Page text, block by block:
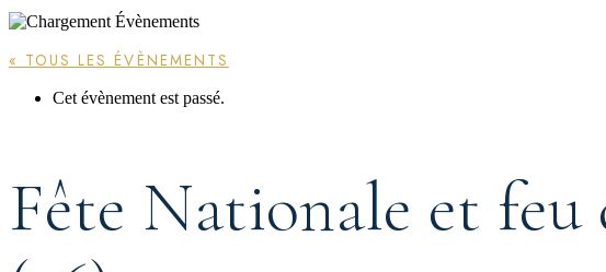
« TOUS LES ÉVÈNEMENTS
Cet évènement est passé.
Fête Nationale et feu